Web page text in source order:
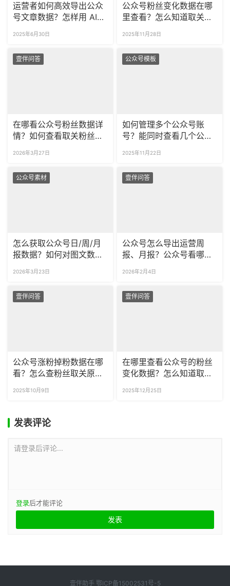
运营者如何高效导出公众
号文章数据？怎样用 AI
2025年6月30日
公众号粉丝变化数据在哪
里查看？怎么知道取关公
2025年11月28日
壹伴问答
在哪看公众号粉丝数据详
情？如何查看取关粉丝的
2026年3月27日
公众号模板
如何管理多个公众号账
号？能同时查看几个公众
2025年11月22日
公众号素材
怎么获取公众号日/周/月
报数据？如何对图文数据
2026年3月23日
壹伴问答
公众号怎么导出运营周
报、月报？公众号看哪些
2026年2月4日
壹伴问答
公众号涨粉掉粉数据在哪
看？怎么查粉丝取关原
2025年10月9日
壹伴问答
在哪里查看公众号的粉丝
变化数据？怎么知道取关
2025年12月25日
发表评论
请登录后评论...
登录后才能评论
壹伴助手 鄂ICP备15002531号-5